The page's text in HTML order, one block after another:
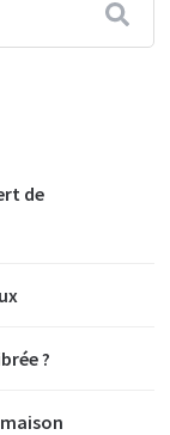
de
?